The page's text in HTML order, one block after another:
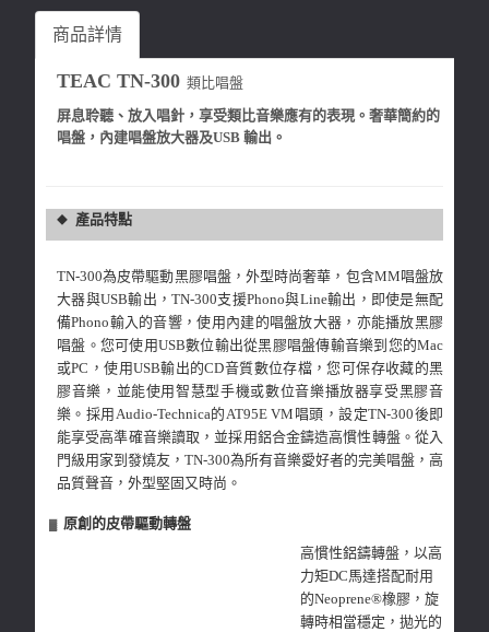
商品詳情
TEAC TN-300 類比唱盤
屏息聆聽、放入唱針，享受類比音樂應有的表現。奢華簡約的
唱盤，內建唱盤放大器及USB 輸出。
◆ 產品特點
TN-300為皮帶驅動黑膠唱盤，外型時尚奢華，包含MM唱盤放
大器與USB輸出，TN-300支援Phono與Line輸出，即使是無配
備Phono輸入的音響，使用內建的唱盤放大器，亦能播放黑膠
唱盤。您可使用USB數位輸出從黑膠唱盤傳輸音樂到您的Mac
或PC，使用USB輸出的CD音質數位存檔，您可保存收藏的黑
膠音樂，並能使用智慧型手機或數位音樂播放器享受黑膠音
樂。採用Audio-Technica的AT95E VM唱頭，設定TN-300後即
能享受高準確音樂讀取，並採用鋁合金鑄造高慣性轉盤。從入
門級用家到發燒友，TN-300為所有音樂愛好者的完美唱盤，高
品質聲音，外型堅固又時尚。
▓ 原創的皮帶驅動轉盤
高慣性鋁鑄轉盤，以高
力矩DC馬達搭配耐用
的Neoprene®橡膠，旋
轉時相當穩定，拋光的